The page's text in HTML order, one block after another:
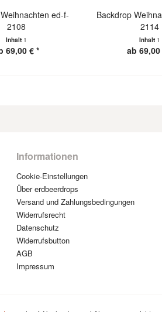
ed-f-
2108
Inhalt 1
69,00 € *
Backdrop
2114
Inhalt 1
ab 69,00
Informationen
Cookie-Einstellungen
Über erdbeerdrops
Versand und Zahlungsbedingungen
Widerrufsrecht
Datenschutz
Widerrufsbutton
AGB
Impressum